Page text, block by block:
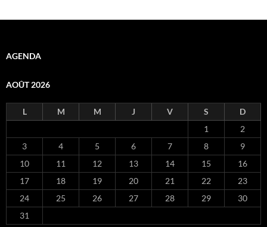
AGENDA
AOÛT 2026
L M M J V S
D
1
2
3
4 5 6 7 8
9
10
11 12 13 14 15
16
17
18 19 20 21 22
23
24
25 26 27 28 29
30
31